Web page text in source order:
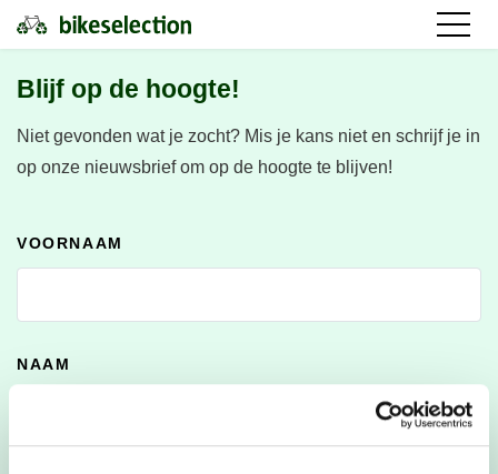
Blijf op de hoogte!
Niet gevonden wat je zocht? Mis je kans niet en schrijf je in
op onze nieuwsbrief om op de hoogte te blijven!
VOORNAAM
NAAM